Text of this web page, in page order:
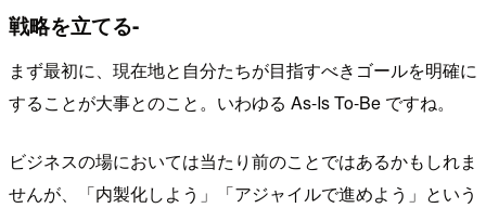
戦略を立てる-
まず最初に、現在地と自分たちが目指すべきゴールを明確に
することが大事とのこと。いわゆる As-Is To-Be ですね。
ビジネスの場においては当たり前のことではあるかもしれま
せんが、「内製化しよう」「アジャイルで進めよう」という